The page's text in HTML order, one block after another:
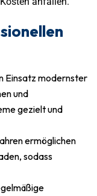
Einsatz modernster
und
gezielt und
ermöglichen
sodass